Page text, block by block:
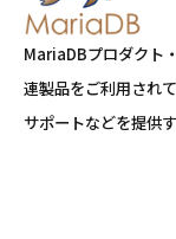
MariaDBプロダクト
連製品をご利用され
サポートなどを提供